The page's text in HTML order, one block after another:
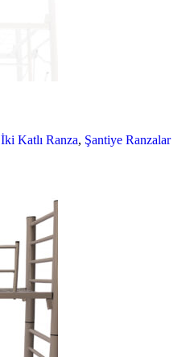
İki Katlı Ranza, Şantiye Ranzalar